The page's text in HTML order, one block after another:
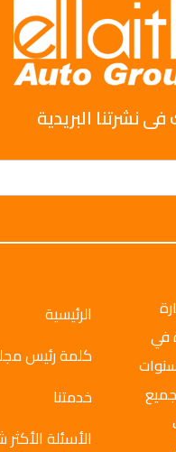
نشرتنا البريدية
في
الرئيسية
كلمة رئيس
خدمتنا
الأسئلة